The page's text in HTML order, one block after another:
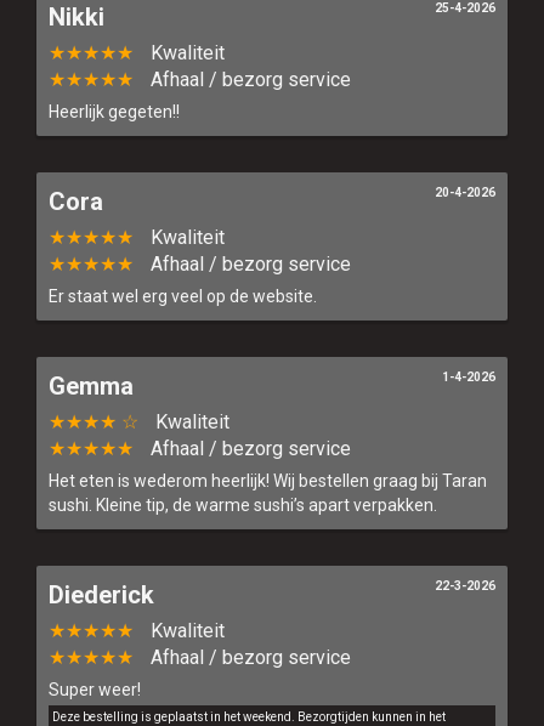
Nikki
★★★★★
Kwaliteit
★★★★★
Afhaal / bezorg service
Heerlijk gegeten!!
25-4-2026
Cora
★★★★★
Kwaliteit
★★★★★
Afhaal / bezorg service
Er staat wel erg veel op de website.
20-4-2026
Gemma
★★★★ ☆
Kwaliteit
★★★★★
Afhaal / bezorg service
Het eten is wederom heerlijk! Wij bestellen graag bij Taran
sushi. Kleine tip, de warme sushi’s apart verpakken.
1-4-2026
Diederick
★★★★★
Kwaliteit
★★★★★
Afhaal / bezorg service
Super weer!
Deze bestelling is geplaatst in het weekend. Bezorgtijden kunnen in het
22-3-2026